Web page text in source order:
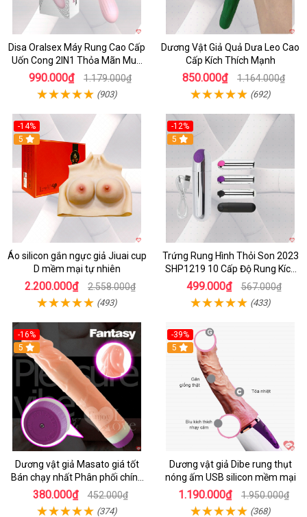
Disa Oralsex Máy Rung Cao Cấp
Uốn Cong 2IN1 Thỏa Mãn Mua
Ngay
990.000₫ 1.179.000₫
(903)
Dương Vật Giả Quả Dưa Leo Cao
Cấp Kích Thích Mạnh
850.000₫ 1.164.000₫
(692)
-14%
5
Áo silicon gắn ngực giả Jiuai cup
D mềm mại tự nhiên
2.200.000₫ 2.558.000₫
(493)
-12%
5
Trứng Rung Hình Thỏi Son 2023
SHP1219 10 Cấp Độ Rung Kích
Thích
499.000₫ 567.000₫
(433)
-16%
5
Dương vật giả Masato giá tốt
Bán chạy nhất Phân phối chính
hãng
380.000₫ 452.000₫
(374)
-39%
5
Dương vật giả Dibe rung thụt
nóng ấm USB silicon mềm mại
1.190.000₫ 1.950.000₫
(368)